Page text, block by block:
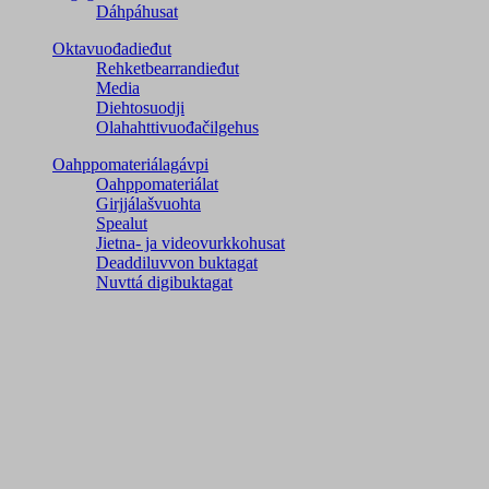
Dáhpáhusat
Oktavuođadieđut
Rehketbearrandieđut
Media
Diehtosuodji
Olahahttivuođačilgehus
Oahppomateriálagávpi
Oahppomateriálat
Girjjálašvuohta
Spealut
Jietna- ja videovurkkohusat
Deaddiluvvon buktagat
Nuvttá digibuktagat